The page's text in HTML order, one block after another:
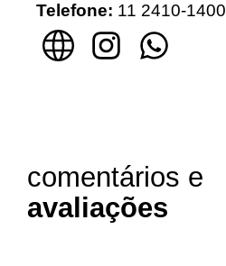
Telefone: 11 2410-1400
comentários e
avaliações